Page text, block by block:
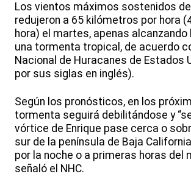
Los vientos máximos sostenidos de
redujeron a 65 kilómetros por hora
hora) el martes, apenas alcanzando
una tormenta tropical, de acuerdo
Nacional de Huracanes de Estados
por sus siglas en inglés).
Según los pronósticos, en los
tormenta seguirá debilitándose y
vórtice de Enrique pase cerca o
sur de la península de Baja
por la noche o a primeras horas del
señaló el NHC.